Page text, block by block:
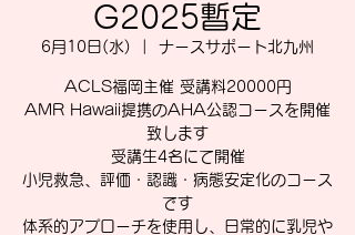
G2025暫定
6月10日(水) ナースサポート北九州
ACLS福岡主催 受講料20000円
AMR Hawaii提携のAHA公認コースを開催
致します
受講生4名にて開催
小児救急、評価・認識・病態安定化のコース
です
体系的アプローチを使用し、日常的に乳児や